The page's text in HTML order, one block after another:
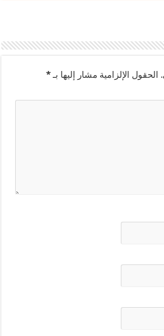
الحقول الإلزامية مشار إليها بـ*